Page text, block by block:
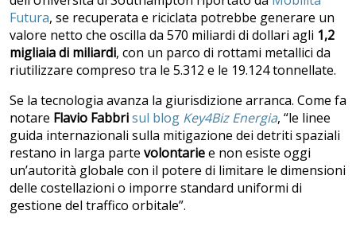
Futura, se recuperata e riciclata potrebbe generare un
valore netto che oscilla da 570 miliardi di dollari agli 1,2
migliaia di miliardi, con un parco di rottami metallici da
riutilizzare compreso tra le 5.312 e le 19.124 tonnellate.
Se la tecnologia avanza la giurisdizione arranca. Come fa
notare Flavio Fabbrisul blog Key4Biz Energia, “le linee
guida internazionali sulla mitigazione dei detriti spaziali
restano in larga parte volontariee non esiste oggi
un’autorità globale con il potere di limitare le dimensioni
delle costellazioni o imporre standard uniformi di
gestione del traffico orbitale”.